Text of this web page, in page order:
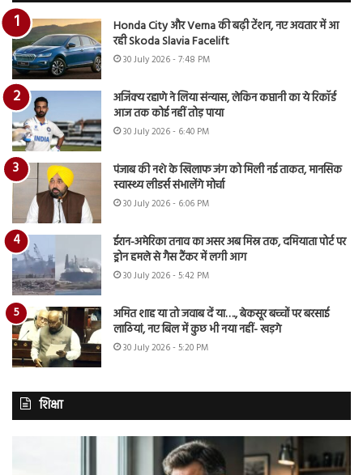
Honda City और Verna की बढ़ी टेंशन, नए अवतार में आ
रही Skoda Slavia Facelift
30 July 2026 - 7:48 PM
अजिंक्य रहाणे ने लिया संन्यास, लेकिन कप्तानी का ये रिकॉर्ड
आज तक कोई नहीं तोड़ पाया
30 July 2026 - 6:40 PM
पंजाब की नशे के खिलाफ जंग को मिली नई ताकत, मानसिक
स्वास्थ्य लीडर्स संभालेंगे मोर्चा
30 July 2026 - 6:06 PM
ईरान-अमेरिका तनाव का असर अब मिस्र तक, दमियाता पोर्ट पर
ड्रोन हमले से गैस टैंकर में लगी आग
30 July 2026 - 5:42 PM
अमित शाह या तो जवाब दें या…., बेकसूर बच्चों पर बरसाई
लाठियां, नए बिल में कुछ भी नया नहीं- खड़गे
30 July 2026 - 5:20 PM
शिक्षा